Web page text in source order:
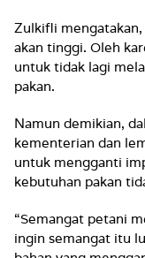
Zulkifli
akan tinggi. Oleh
untuk tidak lagi
pakan.
Namun demikian,
kementerian dan
untuk mengganti
kebutuhan pakan
“Semangat petani
ingin semangat itu